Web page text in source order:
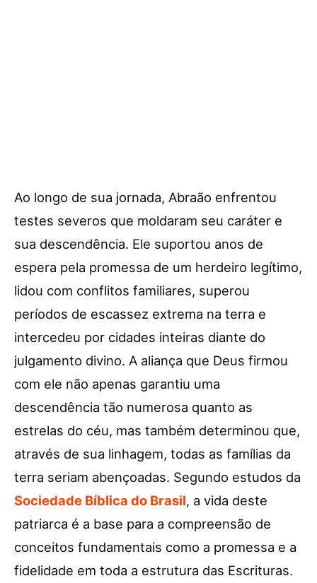
Ao longo de sua jornada, Abraão enfrentou
testes severos que moldaram seu caráter e
sua descendência. Ele suportou anos de
espera pela promessa de um herdeiro legítimo,
lidou com conflitos familiares, superou
períodos de escassez extrema na terra e
intercedeu por cidades inteiras diante do
julgamento divino. A aliança que Deus firmou
com ele não apenas garantiu uma
descendência tão numerosa quanto as
estrelas do céu, mas também determinou que,
através de sua linhagem, todas as famílias da
terra seriam abençoadas. Segundo estudos da
Sociedade Bíblica do Brasil, a vida deste
patriarca é a base para a compreensão de
conceitos fundamentais como a promessa e a
fidelidade em toda a estrutura das Escrituras.